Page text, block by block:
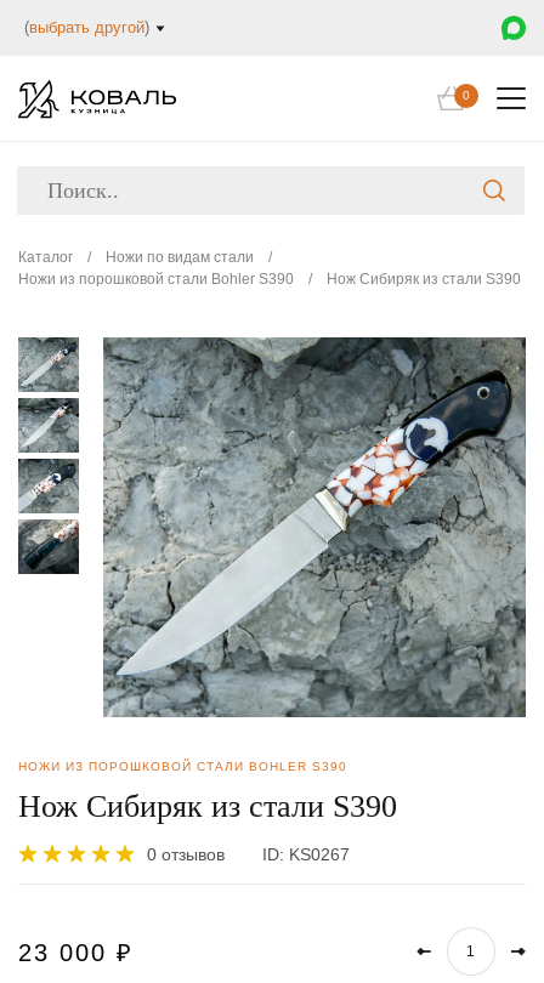
(выбрать другой)
0
Каталог / Ножи по видам стали
/
Ножи из порошковой стали Bohler S390
/ Нож Сибиряк из стали S390
НОЖИ ИЗ ПОРОШКОВОЙ СТАЛИ BOHLER S390
Нож Сибиряк из стали S390
0 отзывов ID: KS0267
23 000 ₽